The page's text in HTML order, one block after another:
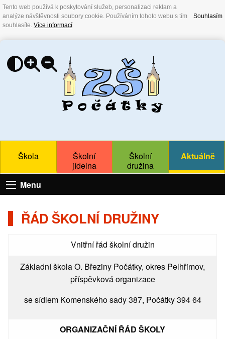
Tento web používá k poskytování služeb, personalizaci reklam a
analýze návštěvnosti soubory cookie. Používáním tohoto webu s tím
souhlasíte. Více informací
Souhlasím
Škola
Školní
jídelna
Školní
družina
Aktuálně
Menu
ŘÁD ŠKOLNÍ DRUŽINY
Vnitřní řád školní družin
Základní škola O. Březiny Počátky, okres Pelhřimov,
příspěvková organizace
se sídlem Komenského sady 387, Počátky 394 64
ORGANIZAČNÍ ŘÁD ŠKOLY